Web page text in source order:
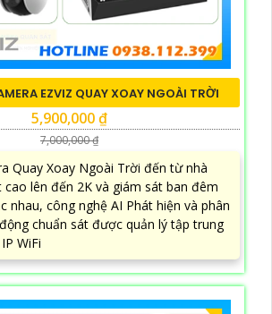
EZVIZ QUAY XOAY NGOÀI TRỜI
5,900,000 ₫
7,000,000 ₫
Quay Xoay Ngoài Trời đến từ nhà
cao lên đến 2K và giám sát ban đêm
nhau, công nghệ AI Phát hiện và phân
chuẩn sát được quản lý tập trung
WiFi